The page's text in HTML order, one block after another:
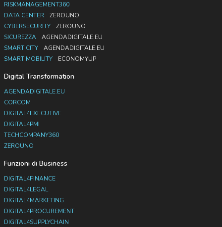
RISKMANAGEMENT360
DATA CENTER
ZEROUNO
CYBERSECURITY
ZEROUNO
SICUREZZA
AGENDADIGITALE.EU
SMART CITY
AGENDADIGITALE.EU
SMART MOBILITY
ECONOMYUP
Digital Transformation
AGENDADIGITALE.EU
CORCOM
DIGITAL4EXECUTIVE
DIGITAL4PMI
TECHCOMPANY360
ZEROUNO
Funzioni di Business
DIGITAL4FINANCE
DIGITAL4LEGAL
DIGITAL4MARKETING
DIGITAL4PROCUREMENT
DIGITAL4SUPPLYCHAIN